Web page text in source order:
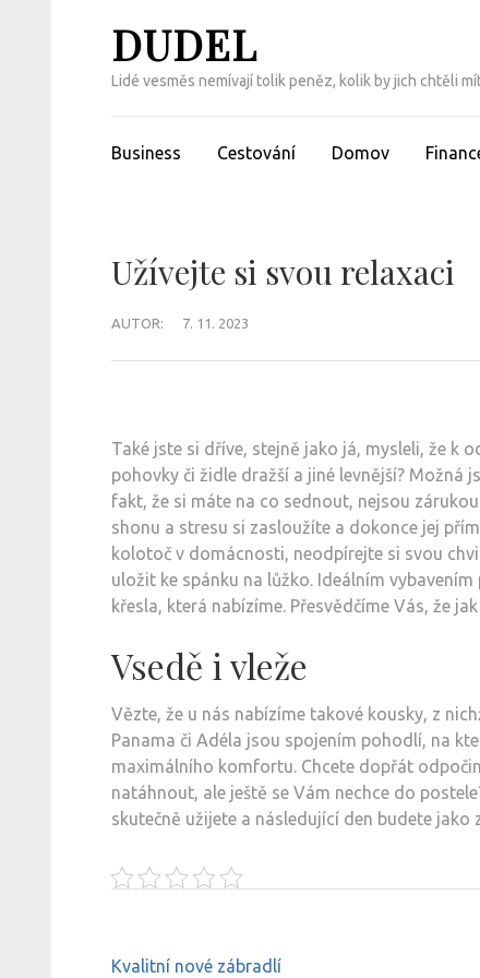
DUDEL
Lidé vesměs nemívají tolik peněz, kolik by jich chtěli
Business Cestování Domov
Užívejte si svou relaxaci
AUTOR: 7. 11. 2023
Také jste si dříve, stejně jako já, mysleli, že k
pohovky či židle dražší a jiné levnější? Možná
fakt, že si máte na co sednout, nejsou
shonu a stresu si zasloužíte a dokonce jej
kolotoč v domácnosti, neodpírejte si svou
uložit ke spánku na lůžko. Ideálním
křesla, která nabízíme. Přesvědčíme Vás, že
Vsedě i vleže
Vězte, že u nás nabízíme takové kousky, z
Panama či Adéla jsou spojením pohodlí, na
maximálního komfortu. Chcete dopřát
natáhnout, ale ještě se Vám nechce do
skutečně užijete a následující den budete jako
Navigace
Kvalitní nové zábradlí